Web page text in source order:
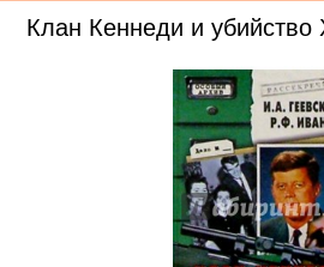
Клан Кеннеди и убийство